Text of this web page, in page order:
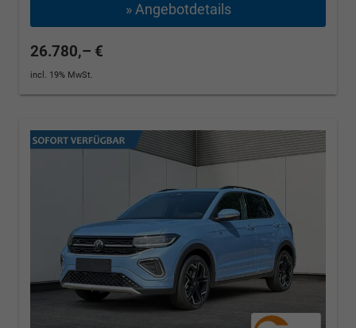
» Angebotdetails
26.780,– €
incl. 19% MwSt.